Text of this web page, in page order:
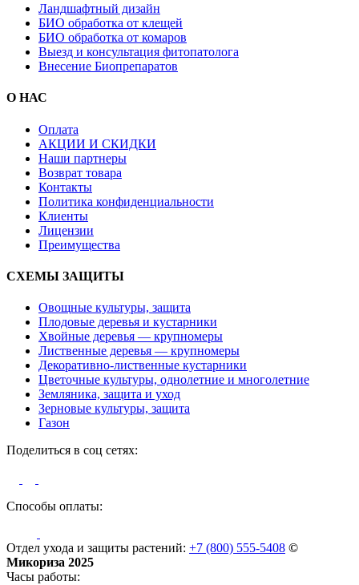
Ландшафтный дизайн
БИО обработка от клещей
БИО обработка от комаров
Выезд и консультация фитопатолога
Внесение Биопрепаратов
О НАС
Оплата
АКЦИИ И СКИДКИ
Наши партнеры
Возврат товара
Контакты
Политика конфиденциальности
Клиенты
Лицензии
Преимущества
СХЕМЫ ЗАЩИТЫ
Овощные культуры, защита
Плодовые деревья и кустарники
Хвойные деревья — крупномеры
Лиственные деревья — крупномеры
Декоративно-лиственные кустарники
Цветочные культуры, однолетние и многолетние
Земляника, защита и уход
Зерновые культуры, защита
Газон
Поделиться в соц сетях:
Способы оплаты:
Отдел ухода и защиты растений: +7 (800) 555-5408 ©
Микориза 2025
Часы работы: